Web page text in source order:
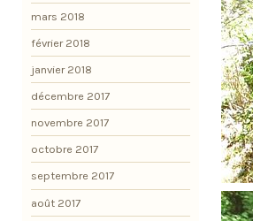
mars 2018
février 2018
janvier 2018
décembre 2017
novembre 2017
octobre 2017
septembre 2017
août 2017